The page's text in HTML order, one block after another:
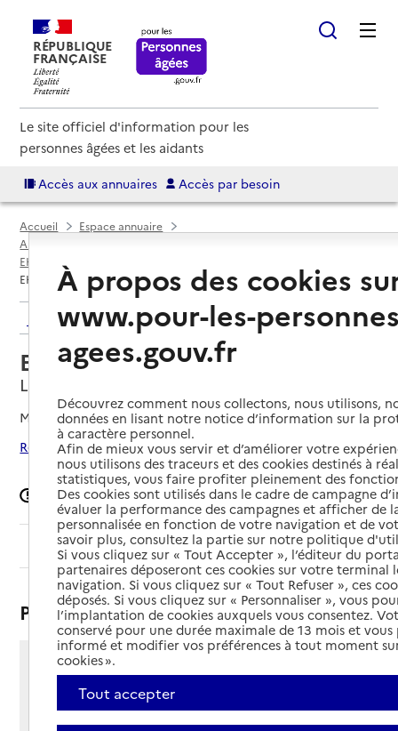
RÉPUBLIQUE
FRANÇAISE
Le site officiel d'information pour les
personnes âgées et les aidants
Accès aux annuaires Accès par besoin
Accueil
Espace annuaire
Annuaire EHPAD et maisons de retraite
EHPAD par département
EHPAD Les jardins de Pauline
Retour aux résultats de l'annuaire
EHPAD Les jardins de Pauline
Le Cannet, ALPES-MARITIMES
Mis à jour le20/05/2026
Rechercher les établissements autour de Le Cannet
Signaler une erreur
Sommaire
Présentation
3 chemin des Fades
06110 - Le Cannet
Voir itinéraire
À propos des cookies
www.pour-les-
agees.gouv.fr
Découvrez comment nous collectons, nous utilisons,
données en lisant notre notice d’information sur la
à caractère personnel.
Afin de mieux vous servir et d’améliorer votre
nous utilisons des traceurs et des cookies destinés à
statistiques, vous faire profiter pleinement des
Des cookies sont utilisés dans le cadre de campagne
évaluer la performance des campagnes et afficher de
personnalisée en fonction de votre navigation et de
savoir plus, consultez la partie sur notre politique
Si vous cliquez sur « Tout Accepter », l’éditeur du
partenaires déposeront ces cookies sur votre terminal
navigation. Si vous cliquez sur « Tout Refuser », ces
déposés. Si vous cliquez sur « Personnaliser », vous
l’implantation de cookies auxquels vous consentez.
conservé pour une durée maximale de 13 mois et
informé et modifier vos préférences à tout moment
cookies ».
Tout accepter